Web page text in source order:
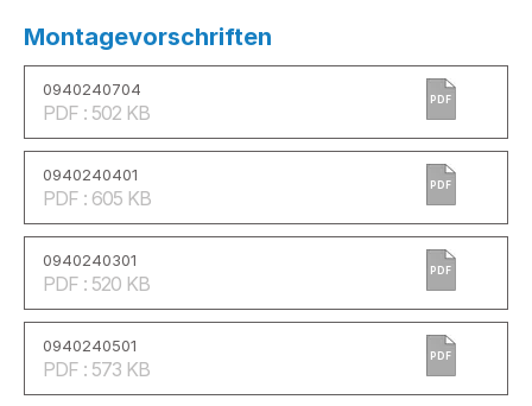
Montagevorschriften
0940240704
PDF : 502 KB
PDF
0940240401
PDF : 605 KB
PDF
0940240301
PDF : 520 KB
PDF
0940240501
PDF : 573 KB
PDF